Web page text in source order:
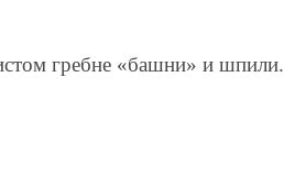
гребне «баш­ни» и шпили.